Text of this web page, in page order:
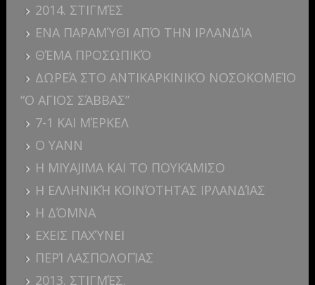
2014. ΣΤΙΓΜΈΣ
ΕΝΑ ΠΑΡΑΜΎΘΙ ΑΠΌ ΤΗΝ ΙΡΛΑΝΔΊΑ
ΘΈΜΑ ΠΡΟΣΩΠΙΚΌ
ΔΩΡΕΆ ΣΤΟ ΑΝΤΙΚΑΡΚΙΝΙΚΌ ΝΟΣΟΚΟΜΕΊΟ
“Ο ΑΓΙΟΣ ΣΆΒΒΑΣ”
7-1 ΚΑΙ ΜΈΡΚΕΛ
Ο YANN
Η MIYAJIMA ΚΑΙ ΤΟ ΠΟΥΚΆΜΙΣΟ
Η ΕΛΛΗΝΙΚΉ ΚΟΙΝΌΤΗΤΑΣ ΙΡΛΑΝΔΊΑΣ
Η ΔΌΜΝΑ
ΕΧΕΙΣ ΠΑΧΎΝΕΙ
ΠΕΡΊ ΛΑΣΠΟΛΟΓΊΑΣ
2013. ΣΤΙΓΜΈΣ.